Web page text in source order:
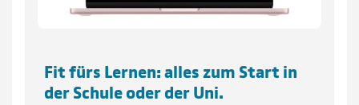
Fit fürs Lernen: alles zum Start in
der Schule oder der Uni.